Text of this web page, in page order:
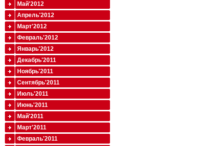
Май'2012
Апрель'2012
Март'2012
Февраль'2012
Январь'2012
Декабрь'2011
Ноябрь'2011
Сентябрь'2011
Июль'2011
Июнь'2011
Май'2011
Март'2011
Февраль'2011